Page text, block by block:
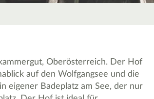
Oberösterreich. Der Hof
auf den Wolfgangsee und die
eigener Badeplatz am See, der nur